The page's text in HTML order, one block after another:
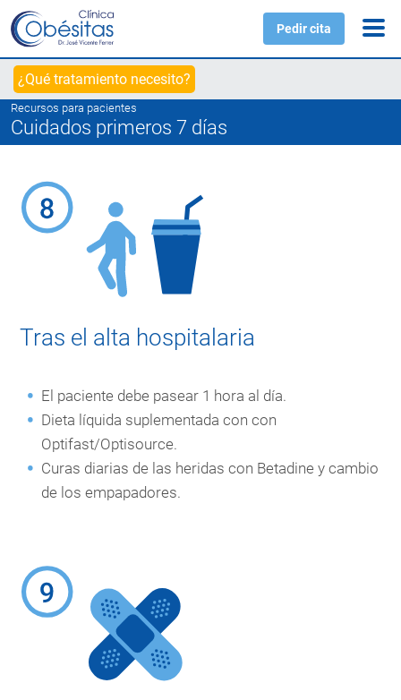
Pedir cita
¿Qué tratamiento necesito?
Recursos para pacientes
Cuidados primeros 7 días
Tras el alta hospitalaria
El paciente debe pasear 1 hora al día.
Dieta líquida suplementada con con
Optifast/Optisource.
Curas diarias de las heridas con Betadine y cambio
de los empapadores.